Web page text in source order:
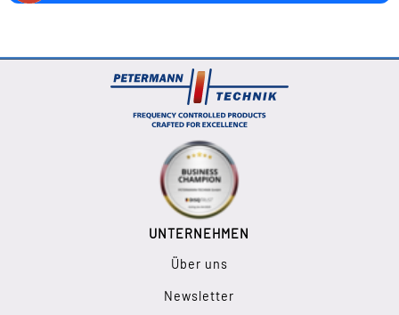
UNTERNEHMEN
Über uns
Newsletter